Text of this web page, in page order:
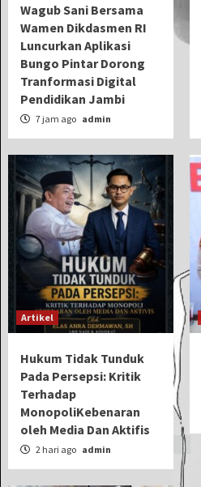
Wagub Sani Bersama
Wamen Dikdasmen RI
Luncurkan Aplikasi
Bungo Pintar Dorong
Tranformasi Digital
Pendidikan Jambi
7 jam ago admin
Artikel
Hukum Tidak Tunduk
Pada Persepsi: Kritik
Terhadap
MonopoliKebenaran
oleh Media Dan Aktifis
2 hari ago admin